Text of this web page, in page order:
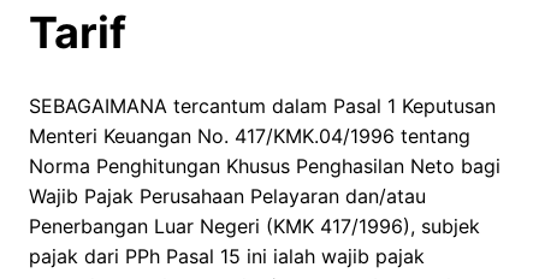
Tarif
SEBAGAIMANA tercantum dalam Pasal 1 Keputusan
Menteri Keuangan No. 417/KMK.04/1996 tentang
Norma Penghitungan Khusus Penghasilan Neto bagi
Wajib Pajak Perusahaan Pelayaran dan/atau
Penerbangan Luar Negeri (KMK 417/1996), subjek
pajak dari PPh Pasal 15 ini ialah wajib pajak